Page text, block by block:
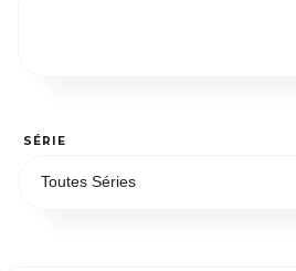
SÉRIE
Toutes Séries